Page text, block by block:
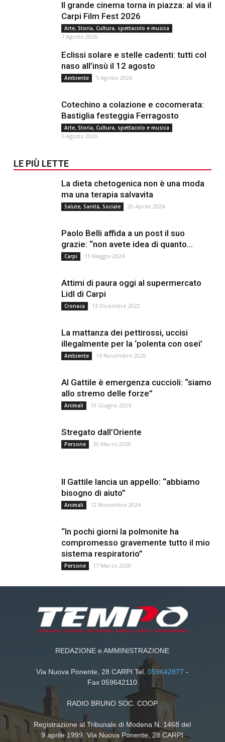
Il grande cinema torna in piazza: al via il
Carpi Film Fest 2026
Arte, Storia, Cultura, spettacolo e musica
7 Agosto 2026
Eclissi solare e stelle cadenti: tutti col
naso all’insù il 12 agosto
Ambiente 5 Agosto 2026
Cotechino a colazione e cocomerata:
Bastiglia festeggia Ferragosto
Arte, Storia, Cultura, spettacolo e musica
5 Agosto 2026
LE PIÙ LETTE
La dieta chetogenica non è una moda
ma una terapia salvavita
Salute, Sanità, Sociale 20 Aprile 2024
Paolo Belli affida a un post il suo
grazie: “non avete idea di quanto...
Carpi 15 Maggio 2024
Attimi di paura oggi al supermercato
Lidl di Carpi
Cronaca 13 Dicembre 2022
La mattanza dei pettirossi, uccisi
illegalmente per la ‘polenta con osei’
Ambiente 14 Novembre 2020
Al Gattile è emergenza cuccioli: “siamo
allo stremo delle forze”
Animali 19 Giugno 2024
Stregato dall’Oriente
Persone 30 Marzo 2020
Il Gattile lancia un appello: “abbiamo
bisogno di aiuto”
Animali 12 Novembre 2024
“In pochi giorni la polmonite ha
compromesso gravemente tutto il mio
sistema respiratorio”
Persone 17 Marzo 2020
REDAZIONE e AMMINISTRAZIONE
Via Nuova Ponente, 28 CARPI Tel.059642877 -
Fax 059642110
RADIO BRUNO SOC. COOP
Registrazione al Tribunale di Modena N. 1468 del
9 aprile 1999. Via Nuova Ponente, 28 CARPI